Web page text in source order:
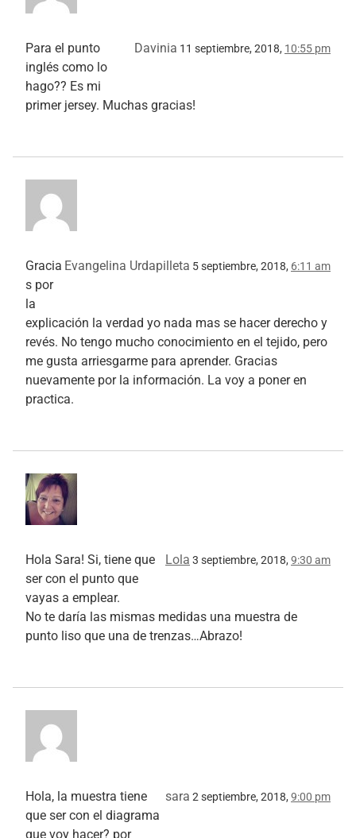
Davinia 11 septiembre, 2018, 10:55 pm
Para el punto
inglés como lo
hago?? Es mi
primer jersey. Muchas gracias!
Evangelina Urdapilleta 5 septiembre, 2018, 6:11 am
Gracia
s por
la
explicación la verdad yo nada mas se hacer derecho y
revés. No tengo mucho conocimiento en el tejido, pero
me gusta arriesgarme para aprender. Gracias
nuevamente por la información. La voy a poner en
practica.
Lola 3 septiembre, 2018, 9:30 am
Hola Sara! Si, tiene que
ser con el punto que
vayas a emplear.
No te daría las mismas medidas una muestra de
punto liso que una de trenzas…Abrazo!
sara 2 septiembre, 2018, 9:00 pm
Hola, la muestra tiene
que ser con el diagrama
que voy hacer? por